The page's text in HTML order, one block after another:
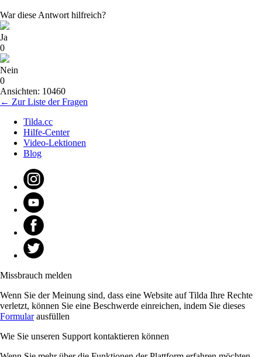
War diese Antwort hilfreich?
Ja
0
Nein
0
Ansichten: 10460
← Zur Liste der Fragen
Tilda.cc
Hilfe-Center
Video-Lektionen
Blog
Missbrauch melden
Wenn Sie der Meinung sind, dass eine Website auf Tilda Ihre Rechte
verletzt, können Sie eine Beschwerde einreichen, indem Sie dieses
Formularausfüllen
Wie Sie unseren Support kontaktieren können